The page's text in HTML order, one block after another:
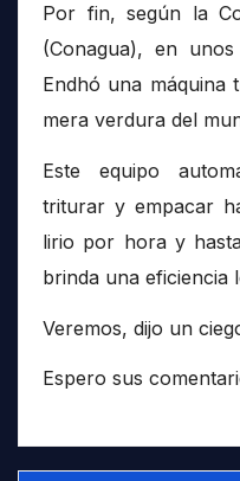
Por fin, según la
(Conagua), en
Endhó una máquina
mera verdura del
Este equipo
triturar y empacar
lirio por hora y
brinda una eficiencia
Veremos, dijo un
Espero sus